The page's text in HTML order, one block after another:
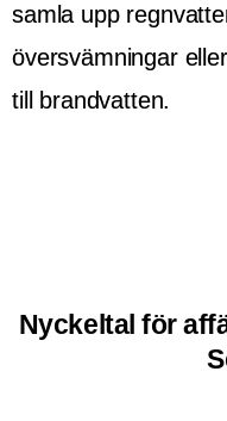
samla upp
översvämningar
till brandvatten.
Nyckeltal för